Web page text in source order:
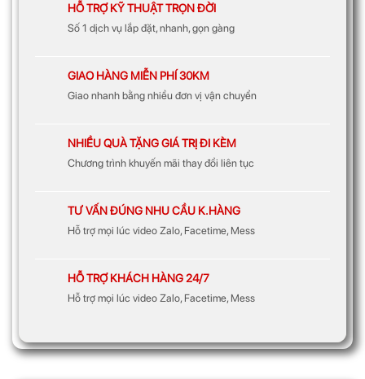
HỖ TRỢ KỸ THUẬT TRỌN ĐỜI
Số 1 dịch vụ lắp đặt, nhanh, gọn gàng
GIAO HÀNG MIỄN PHÍ 30KM
Giao nhanh bằng nhiều đơn vị vận chuyển
NHIỀU QUÀ TẶNG GIÁ TRỊ ĐI KÈM
Chương trình khuyến mãi thay đổi liên tục
TƯ VẤN ĐÚNG NHU CẦU K.HÀNG
Hỗ trợ mọi lúc video Zalo, Facetime, Mess
HỖ TRỢ KHÁCH HÀNG 24/7
Hỗ trợ mọi lúc video Zalo, Facetime, Mess